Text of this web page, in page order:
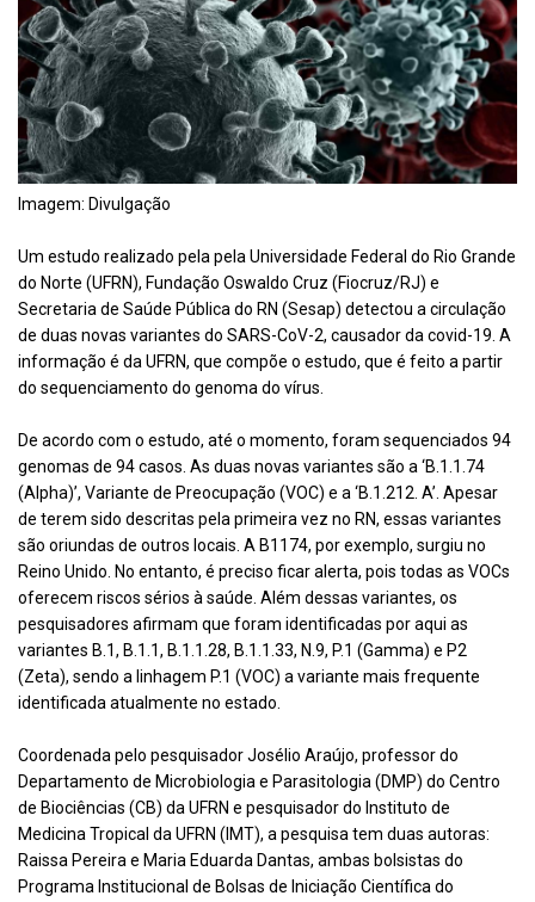
Imagem: Divulgação
Um estudo realizado pela pela Universidade Federal do Rio Grande
do Norte (UFRN), Fundação Oswaldo Cruz (Fiocruz/RJ) e
Secretaria de Saúde Pública do RN (Sesap) detectou a circulação
de duas novas variantes do SARS-CoV-2, causador da covid-19. A
informação é da UFRN, que compõe o estudo, que é feito a partir
do sequenciamento do genoma do vírus.
De acordo com o estudo, até o momento, foram sequenciados 94
genomas de 94 casos. As duas novas variantes são a ‘B.1.1.74
(Alpha)’, Variante de Preocupação (VOC) e a ‘B.1.212. A’. Apesar
de terem sido descritas pela primeira vez no RN, essas variantes
são oriundas de outros locais. A B1174, por exemplo, surgiu no
Reino Unido. No entanto, é preciso ficar alerta, pois todas as VOCs
oferecem riscos sérios à saúde. Além dessas variantes, os
pesquisadores afirmam que foram identificadas por aqui as
variantes B.1, B.1.1, B.1.1.28, B.1.1.33, N.9, P.1 (Gamma) e P2
(Zeta), sendo a linhagem P.1 (VOC) a variante mais frequente
identificada atualmente no estado.
Coordenada pelo pesquisador Josélio Araújo, professor do
Departamento de Microbiologia e Parasitologia (DMP) do Centro
de Biociências (CB) da UFRN e pesquisador do Instituto de
Medicina Tropical da UFRN (IMT), a pesquisa tem duas autoras:
Raissa Pereira e Maria Eduarda Dantas, ambas bolsistas do
Programa Institucional de Bolsas de Iniciação Científica do